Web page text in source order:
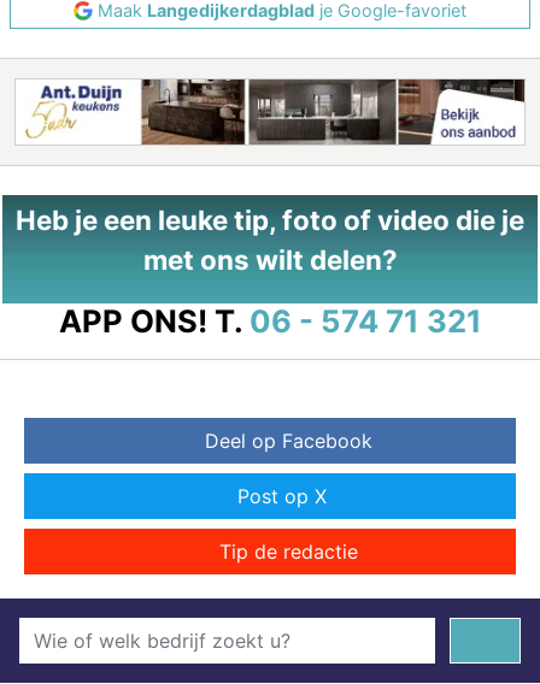
Maak Langedijkerdagblad je Google-favoriet
Heb je een leuke tip, foto of video die je
met ons wilt delen?
APP ONS! T. 06 - 574 71 321
Deel op Facebook
Post op X
Tip de redactie